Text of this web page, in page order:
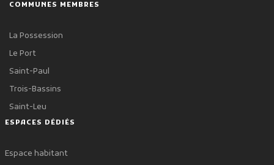
COMMUNES MEMBRES
La Possession
Le Port
Saint-Paul
Trois-Bassins
Saint-Leu
ESPACES DÉDIÉS
Espace habitant